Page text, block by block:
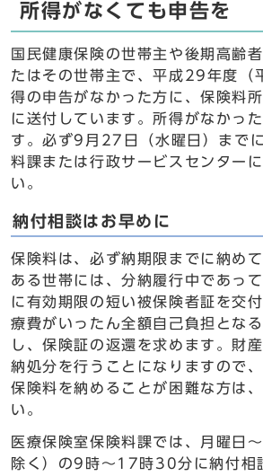
所得がなくても申告を
国民健康保険の世帯主や後期高齢
たはその世帯主で、平成29年度（
得の申告がなかった方に、保険料
に送付しています。所得がなかっ
す。必ず9月27日（水曜日）まで
料課または行政サービスセンター
い。
納付相談はお早めに
保険料は、必ず納期限までに納め
ある世帯には、分納履行中であっ
に有効期限の短い被保険者証を交
療費がいったん全額自己負担とな
し、保険証の返還を求めます。財
納処分を行うことになりますので
保険料を納めることが困難な方は
い。
医療保険室保険料課では、月曜日
除く）の9時～17時30分に納付相